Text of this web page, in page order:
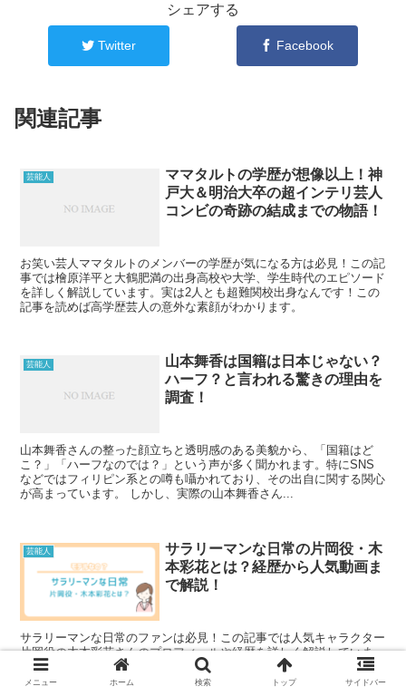
シェアする
Twitter Facebook
関連記事
芸能人
ママタルトの学歴が想像以上！神
戸大＆明治大卒の超インテリ芸人
コンビの奇跡の結成までの物語！
お笑い芸人ママタルトのメンバーの学歴が気になる方は必見！この記
事では檜原洋平と大鶴肥満の出身高校や大学、学生時代のエピソード
を詳しく解説しています。実は2人とも超難関校出身なんです！この
記事を読めば高学歴芸人の意外な素顔がわかります。
芸能人
山本舞香は国籍は日本じゃない？
ハーフ？と言われる驚きの理由を
調査！
山本舞香さんの整った顔立ちと透明感のある美貌から、「国籍はど
こ？」「ハーフなのでは？」という声が多く聞かれます。特にSNS
などではフィリピン系との噂も囁かれており、その出自に関する関心
が高まっています。 しかし、実際の山本舞香さん...
芸能人
サラリーマンな日常の片岡役・木
本彩花とは？経歴から人気動画ま
で解説！
サラリーマンな日常のファンは必見！この記事では人気キャラクター
片岡役の木本彩花さんのプロフィールや経歴を詳しく解説していま
す。実は芸能活動以外にも多彩な趣味や特技を持っているんです。こ
の記事を読めば片岡の魅力がより深く理解できます！
メニュー ホーム 検索 トップ サイドバー